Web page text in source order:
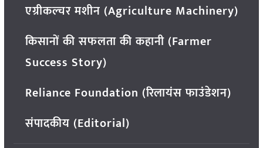
एग्रीकल्चर मशीन (Agriculture Machinery)
किसानों की सफलता की कहानी (Farmer
Success Story)
Reliance Foundation (रिलायंस फाउंडेशन)
संपादकीय (Editorial)